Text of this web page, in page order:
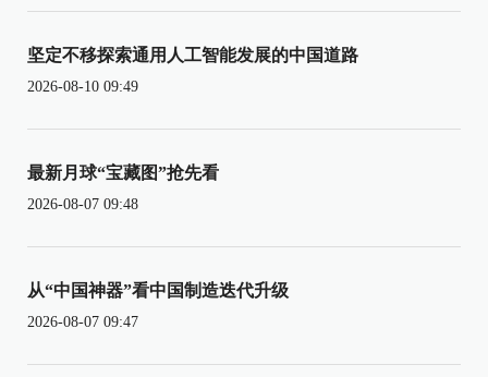
坚定不移探索通用人工智能发展的中国道路
2026-08-10 09:49
最新月球“宝藏图”抢先看
2026-08-07 09:48
从“中国神器”看中国制造迭代升级
2026-08-07 09:47